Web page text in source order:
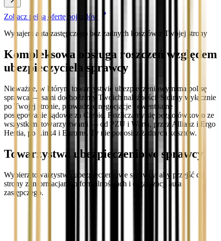
Zobacz pełną ofertę pojazdów
Wynajem auta zastępczego bez żadnych kosztów z Twojej strony
Kompleksowa obsługa roszczeń względem
ubezpieczyciela sprawcy
Nieważne, w którym towarzystwie ubezpieczeniowym ma polisę
sprawca — sami dochodzimy Twoich należności. Stoimy wyłącznie
po Twojej stronie, prowadząc negocjacje i ewentualne
postępowanie sądowe za Ciebie. Rozliczamy się bezgotówkowo ze
wszystkimi towarzystwami — od PZU i Warta, przez Allianz i Ergo
Hestia, po Link4 i Euroins. Ty nie ponosisz żadnych kosztów.
Towarzystwa ubezpieczeniowe sprawcy
Wybierz towarzystwo ubezpieczeniowe sprawcy, aby przejść do
strony z informacjami o formalnościach i organizacji auta
zastępczego.